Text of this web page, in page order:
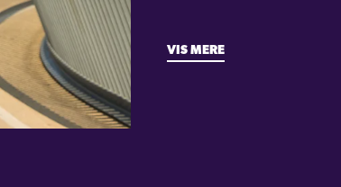
VIS MERE